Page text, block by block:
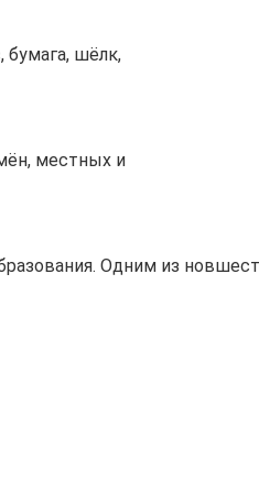
бумага, шёлк,
местных и
Одним из